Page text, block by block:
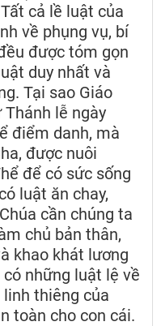
cả lề luật của
về phụng vụ, bí
được tóm gọn
duy nhất và
Tại sao Giáo
lễ ngày
điểm danh, mà
được nuôi
để có sức sống
luật ăn chay,
cần chúng ta
chủ bản thân,
khao khát lương
những luật lệ về
thiêng của
toàn cho con cái.